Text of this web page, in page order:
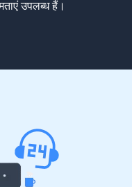
उपलब्ध हैं।